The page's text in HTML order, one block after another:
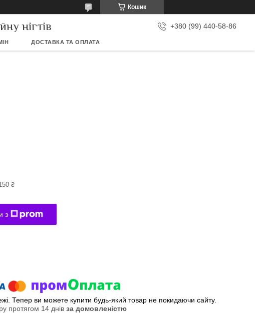
Кошик
нігтів +380 (99) 440-58-86
ДОСТАВКА ТА ОПЛАТА
₴
з
Тепер ви можете купити будь-який товар не покидаючи сайту.
протягом 14 днів за домовленістю